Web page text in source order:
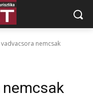
vadvacsora nemcsak
nemcsak